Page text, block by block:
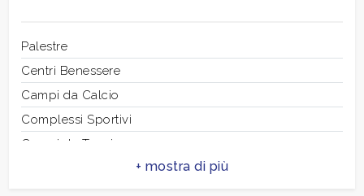
Recinzione
Soppalchi
Palestre
Centri Benessere
Campi da Calcio
Complessi Sportivi
Campi da Tennis
minimi
Qualsiasi